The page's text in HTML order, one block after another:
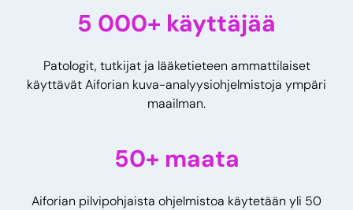
5 000+ käyttäjää
Patologit, tutkijat ja lääketieteen ammattilaiset
käyttävät Aiforian kuva-analyysiohjelmistoja ympäri
maailman.
50+ maata
Aiforian pilvipohjaista ohjelmistoa käytetään yli 50